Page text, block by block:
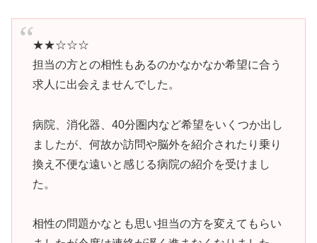
★★☆☆☆
担当の方との相性もあるのかなかなか希望に合う
求人に出会えませんでした。
病院、消化器、40分圏内など希望をいくつか出し
ましたが、何故か訪問や脳外を紹介されたり乗り
換え不便な遠いと感じる病院の紹介を受けまし
た。
相性の問題かなとも思い担当の方を変えてもらい